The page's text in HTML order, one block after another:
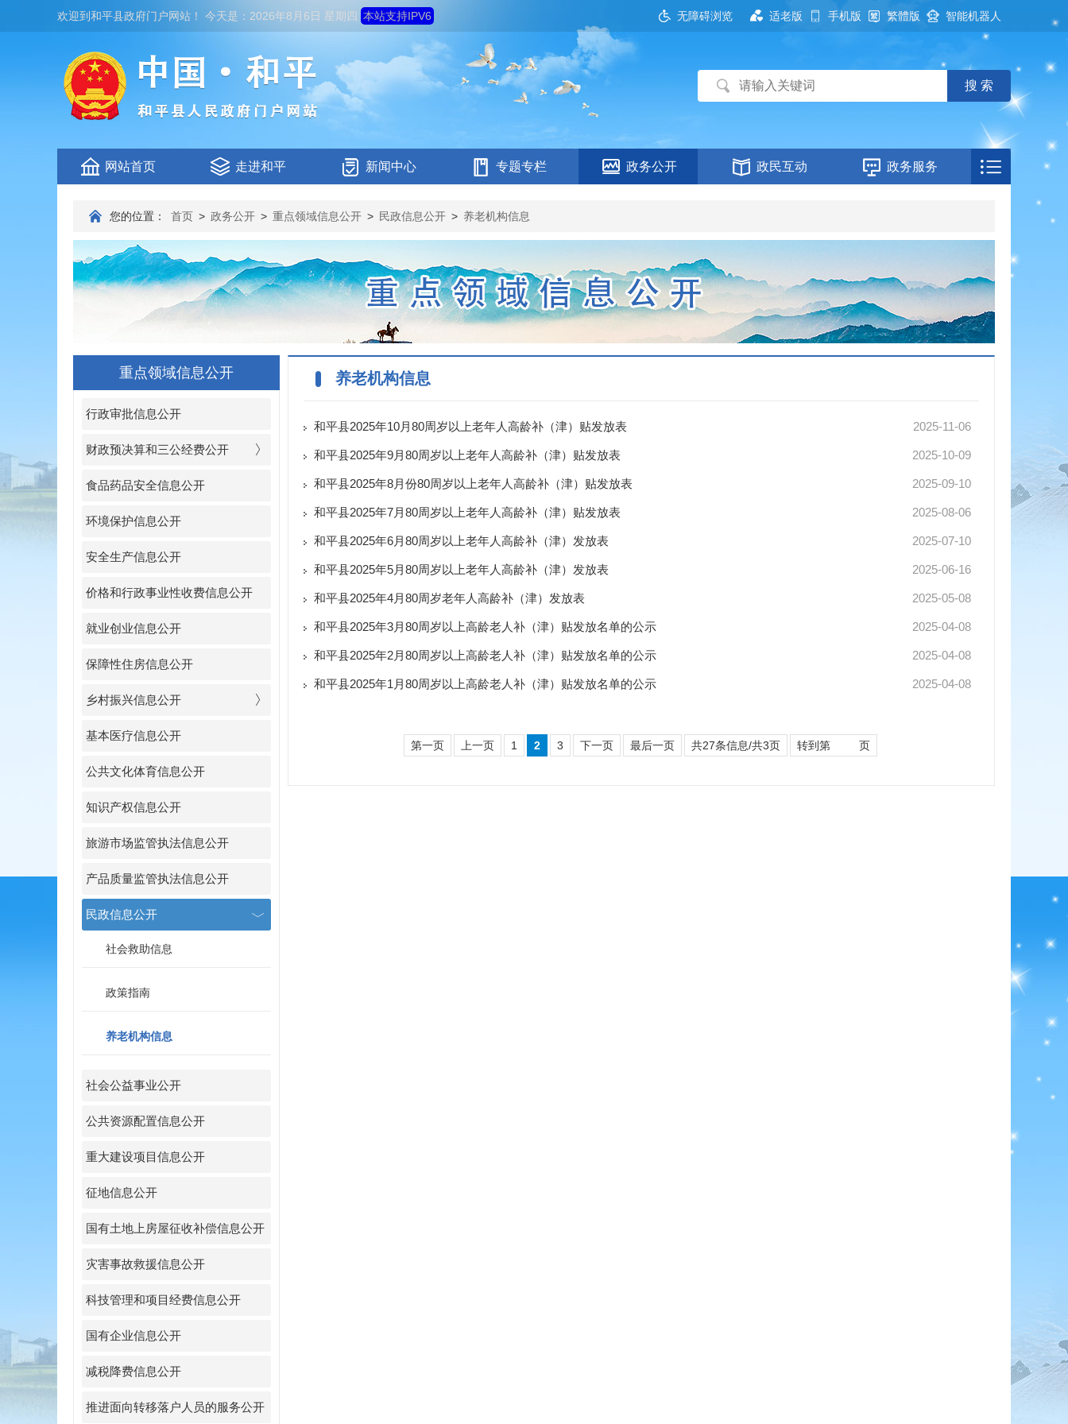
欢迎到和平县政府门户网站 ！ 今天是： 2026年8月6日 星期四 本站支持IPV6 无障碍浏览 适老版 手机版 繁體版 智能机器人
网站首页 走进和平 新闻中心 专题专栏 政务公开 政民互动 政务服务
您的位置： 首页 > 政务公开 > 重点领域信息公开 > 民政信息公开 > 养老机构信息
重点领域信息公开
行政审批信息公开
财政预决算和三公经费公开
食品药品安全信息公开
环境保护信息公开
安全生产信息公开
价格和行政事业性收费信息公开
就业创业信息公开
保障性住房信息公开
乡村振兴信息公开
基本医疗信息公开
公共文化体育信息公开
知识产权信息公开
旅游市场监管执法信息公开
产品质量监管执法信息公开
民政信息公开
社会救助信息
政策指南
养老机构信息
社会公益事业公开
公共资源配置信息公开
重大建设项目信息公开
征地信息公开
国有土地上房屋征收补偿信息公开
灾害事故救援信息公开
科技管理和项目经费信息公开
国有企业信息公开
减税降费信息公开
推进面向转移落户人员的服务公开
养老机构信息
2025-11-06
和平县2025年10月80周岁以上老年人高龄补（津）贴发放表
2025-10-09
和平县2025年9月80周岁以上老年人高龄补（津）贴发放表
2025-09-10
和平县2025年8月份80周岁以上老年人高龄补（津）贴发放表
2025-08-06
和平县2025年7月80周岁以上老年人高龄补（津）贴发放表
2025-07-10
和平县2025年6月80周岁以上老年人高龄补（津）发放表
2025-06-16
和平县2025年5月80周岁以上老年人高龄补（津）发放表
2025-05-08
和平县2025年4月80周岁老年人高龄补（津）发放表
2025-04-08
和平县2025年3月80周岁以上高龄老人补（津）贴发放名单的公示
2025-04-08
和平县2025年2月80周岁以上高龄老人补（津）贴发放名单的公示
2025-04-08
和平县2025年1月80周岁以上高龄老人补（津）贴发放名单的公示
第一页 上一页 1 2 3 下一页 最后一页 共27条信息/共3页 转到第 页